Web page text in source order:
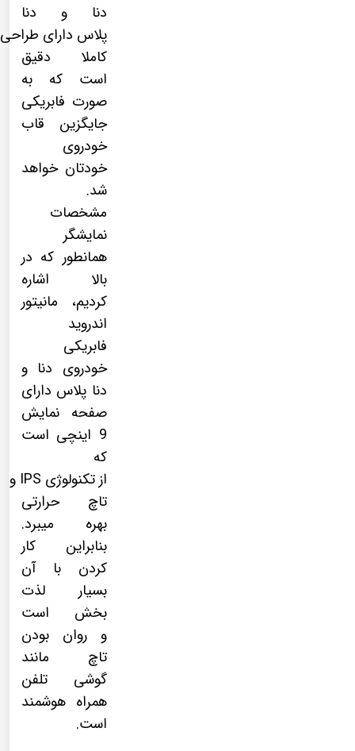
دنا و دنا
پلاس دارای طراحی
کاملا دقیق
است که به
صورت فابریکی
جایگزین قاب
خودروی
خودتان خواهد
شد.
مشخصات
نمایشگر
همانطور که در
بالا اشاره
کردیم، مانیتور
اندروید
فابریکی
خودروی دنا و
دنا پلاس دارای
صفحه نمایش
9 اینچی است
که
از تکنولوژی IPS و
تاچ حرارتی
بهره میبرد.
بنابراین کار
کردن با آن
بسیار لذت
بخش است
و روان بودن
تاچ مانند
گوشی تلفن
همراه هوشمند
است.